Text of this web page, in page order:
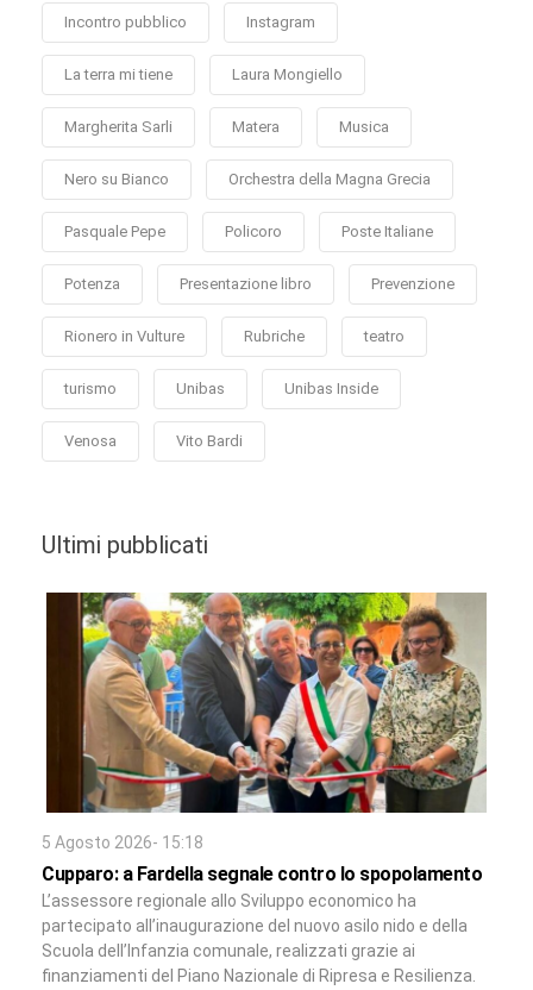
Incontro pubblico Instagram
La terra mi tiene Laura Mongiello
Margherita Sarli Matera Musica
Nero su Bianco Orchestra della Magna Grecia
Pasquale Pepe Policoro Poste Italiane
Potenza Presentazione libro Prevenzione
Rionero in Vulture Rubriche teatro
turismo Unibas Unibas Inside
Venosa Vito Bardi
Ultimi pubblicati
5 Agosto 2026- 15:18
Cupparo: a Fardella segnale contro lo spopolamento
L’assessore regionale allo Sviluppo economico ha
partecipato all’inaugurazione del nuovo asilo nido e della
Scuola dell’Infanzia comunale, realizzati grazie ai
finanziamenti del Piano Nazionale di Ripresa e Resilienza.